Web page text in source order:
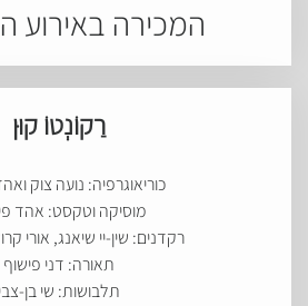
המכירה באירוע
רַקוֹנְטוֹ קוּן
כוריאוגרפיה: נועה צוק
מוסיקה וטקסט: אהד
רקדנים: שין-יי שיאנג, אורי
תאורה: דני פישוף
תלבושות: שי בן-צבי